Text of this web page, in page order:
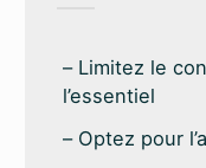
Limitez le
l’essentiel
Optez pour